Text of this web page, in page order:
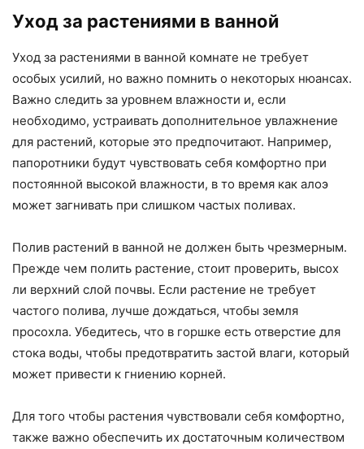
Уход за растениями в ванной
Уход за растениями в ванной комнате не требует
особых усилий, но важно помнить о некоторых нюансах.
Важно следить за уровнем влажности и, если
необходимо, устраивать дополнительное увлажнение
для растений, которые это предпочитают. Например,
папоротники будут чувствовать себя комфортно при
постоянной высокой влажности, в то время как алоэ
может загнивать при слишком частых поливах.
Полив растений в ванной не должен быть чрезмерным.
Прежде чем полить растение, стоит проверить, высох
ли верхний слой почвы. Если растение не требует
частого полива, лучше дождаться, чтобы земля
просохла. Убедитесь, что в горшке есть отверстие для
стока воды, чтобы предотвратить застой влаги, который
может привести к гниению корней.
Для того чтобы растения чувствовали себя комфортно,
также важно обеспечить их достаточным количеством